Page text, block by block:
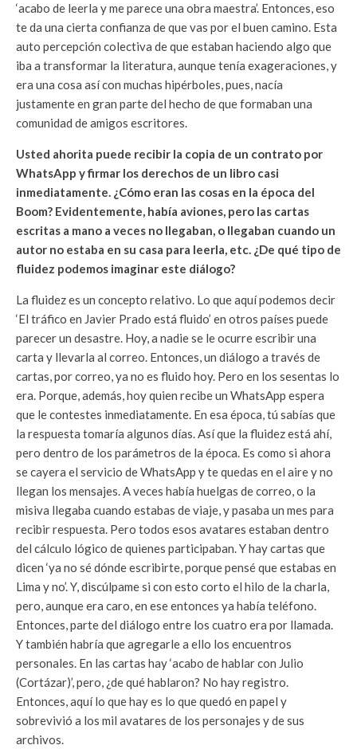
‘acabo de leerla y me parece una obra maestra’. Entonces, eso
te da una cierta confianza de que vas por el buen camino. Esta
auto percepción colectiva de que estaban haciendo algo que
iba a transformar la literatura, aunque tenía exageraciones, y
era una cosa así con muchas hipérboles, pues, nacía
justamente en gran parte del hecho de que formaban una
comunidad de amigos escritores.
Usted ahorita puede recibir la copia de un contrato por
WhatsApp y firmar los derechos de un libro casi
inmediatamente. ¿Cómo eran las cosas en la época del
Boom? Evidentemente, había aviones, pero las cartas
escritas a mano a veces no llegaban, o llegaban cuando un
autor no estaba en su casa para leerla, etc. ¿De qué tipo de
fluidez podemos imaginar este diálogo?
La fluidez es un concepto relativo. Lo que aquí podemos decir
‘El tráfico en Javier Prado está fluido’ en otros países puede
parecer un desastre. Hoy, a nadie se le ocurre escribir una
carta y llevarla al correo. Entonces, un diálogo a través de
cartas, por correo, ya no es fluido hoy. Pero en los sesentas lo
era. Porque, además, hoy quien recibe un WhatsApp espera
que le contestes inmediatamente. En esa época, tú sabías que
la respuesta tomaría algunos días. Así que la fluidez está ahí,
pero dentro de los parámetros de la época. Es como si ahora
se cayera el servicio de WhatsApp y te quedas en el aire y no
llegan los mensajes. A veces había huelgas de correo, o la
misiva llegaba cuando estabas de viaje, y pasaba un mes para
recibir respuesta. Pero todos esos avatares estaban dentro
del cálculo lógico de quienes participaban. Y hay cartas que
dicen ‘ya no sé dónde escribirte, porque pensé que estabas en
Lima y no’. Y, discúlpame si con esto corto el hilo de la charla,
pero, aunque era caro, en ese entonces ya había teléfono.
Entonces, parte del diálogo entre los cuatro era por llamada.
Y también habría que agregarle a ello los encuentros
personales. En las cartas hay ‘acabo de hablar con Julio
(Cortázar)’, pero, ¿de qué hablaron? No hay registro.
Entonces, aquí lo que hay es lo que quedó en papel y
sobrevivió a los mil avatares de los personajes y de sus
archivos.